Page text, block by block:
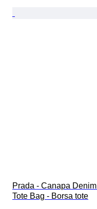
Prada - Canapa Denim
Tote Bag - Borsa tote